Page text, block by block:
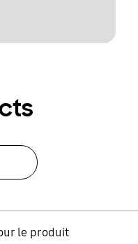
le produit